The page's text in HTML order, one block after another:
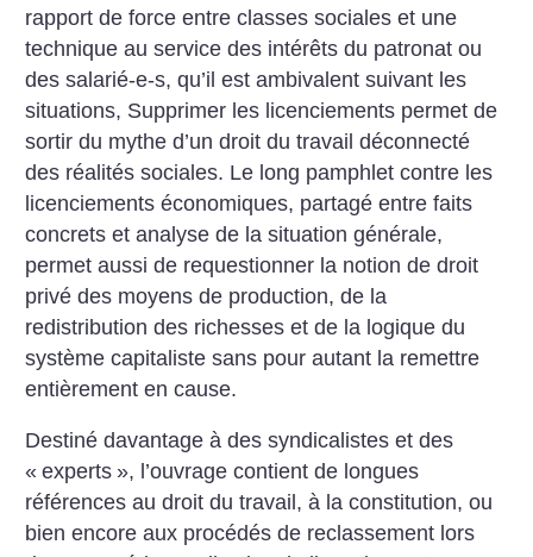
rapport de force entre classes sociales et une
technique au service des intérêts du patronat ou
des salarié-e-s, qu’il est ambivalent suivant les
situations, Supprimer les licenciements permet de
sortir du mythe d’un droit du travail déconnecté
des réalités sociales. Le long pamphlet contre les
licenciements économiques, partagé entre faits
concrets et analyse de la situation générale,
permet aussi de requestionner la notion de droit
privé des moyens de production, de la
redistribution des richesses et de la logique du
système capitaliste sans pour autant la remettre
entièrement en cause.
Destiné davantage à des syndicalistes et des
« experts », l’ouvrage contient de longues
références au droit du travail, à la constitution, ou
bien encore aux procédés de reclassement lors